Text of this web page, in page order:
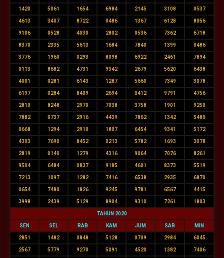
1420 5061 1654 6984 2145 3108 0537
4613 3407 8722 0486 1367 6128 8056
9106 0528 4030 2802 0536 7362 6718
8370 2335 5613 1684 7840 1399 0486
3776 1960 0293 8098 6922 2461 7894
0113 8682 4731 9342 2679 5620 6438
4001 0281 6143 1287 5660 7349 3078
6197 0284 8409 2694 0412 9791 4756
2810 8248 2970 7038 3758 1901 9250
7882 0737 2916 4439 7862 1342 5480
0668 1294 2910 1807 6454 9341 5172
4303 7690 8452 0213 5782 1693 3078
2819 0140 1279 4316 9064 7076 8261
9504 6484 0837 9185 4601 8373 5519
7213 1097 1282 7416 6538 2935 6870
0654 7480 1826 9245 9781 6567 4415
3998 2439 5129 8904 9310 7261 1803
TAHUN 2020
SEN SEL RAB KAM JUM SAB MIN
2851 1482 0848 5128 0709 2984 6045
2567 5779 9270 5091 4520 1382 7406